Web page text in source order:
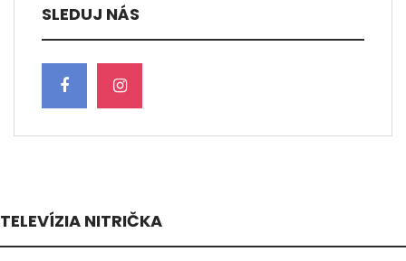
SLEDUJ NÁS
TELEVÍZIA NITRIČKA